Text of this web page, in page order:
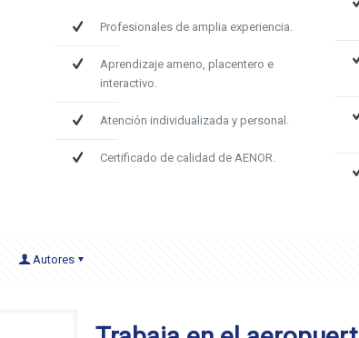
Profesionales de amplia experiencia.
Aprendizaje ameno, placentero e
interactivo.
Atención individualizada y personal.
Certificado de calidad de AENOR.
Autores